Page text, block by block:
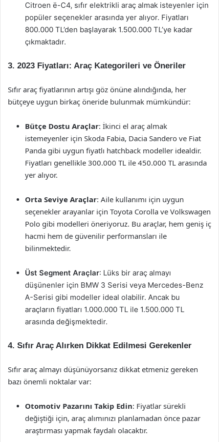
Citroen ë-C4, sıfır elektrikli araç almak isteyenler için
popüler seçenekler arasında yer alıyor. Fiyatları
800.000 TL’den başlayarak 1.500.000 TL’ye kadar
çıkmaktadır.
3. 2023 Fiyatları: Araç Kategorileri ve Öneriler
Sıfır araç fiyatlarının artışı göz önüne alındığında, her
bütçeye uygun birkaç öneride bulunmak mümkündür:
Bütçe Dostu Araçlar: İkinci el araç almak
istemeyenler için Skoda Fabia, Dacia Sandero ve Fiat
Panda gibi uygun fiyatlı hatchback modeller idealdir.
Fiyatları genellikle 300.000 TL ile 450.000 TL arasında
yer alıyor.
Orta Seviye Araçlar: Aile kullanımı için uygun
seçenekler arayanlar için Toyota Corolla ve Volkswagen
Polo gibi modelleri öneriyoruz. Bu araçlar, hem geniş iç
hacmi hem de güvenilir performansları ile
bilinmektedir.
Üst Segment Araçlar: Lüks bir araç almayı
düşünenler için BMW 3 Serisi veya Mercedes-Benz
A-Serisi gibi modeller ideal olabilir. Ancak bu
araçların fiyatları 1.000.000 TL ile 1.500.000 TL
arasında değişmektedir.
4. Sıfır Araç Alırken Dikkat Edilmesi Gerekenler
Sıfır araç almayı düşünüyorsanız dikkat etmeniz gereken
bazı önemli noktalar var:
Otomotiv Pazarını Takip Edin: Fiyatlar sürekli
değiştiği için, araç alımınızı planlamadan önce pazar
araştırması yapmak faydalı olacaktır.